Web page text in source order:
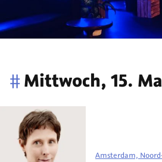
#Mittwoch, 15.
Amsterdam,